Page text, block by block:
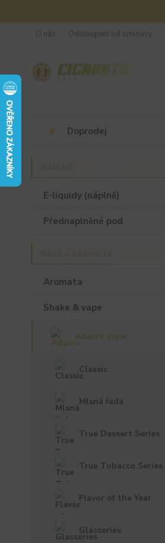
O nás Odstoupení od smlouvy
Doprodej
NÁPLNĚ
E-liquidy (náplně)
Přednaplněné pod
BÁZE A PŘÍCHUTĚ
Aromata
Shake & vape
Adam's Vape
Classic
Mlsná řada
True Dessert Series
True Tobacco Series
Flavor of the Year
Glasseries